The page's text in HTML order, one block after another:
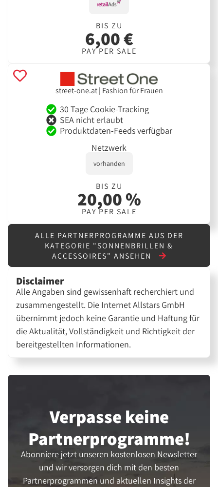
BIS ZU
6,00 €
PAY PER SALE
street-one.at | Fashion für Frauen
30 Tage Cookie-Tracking
SEA nicht erlaubt
Produktdaten-Feeds verfügbar
Netzwerk
vorhanden
BIS ZU
20,00 %
PAY PER SALE
ALLE PARTNERPROGRAMME AUS DER
KATEGORIE "SONNENBRILLEN &
ACCESSOIRES" ANSEHEN
Disclaimer
Alle Angaben sind gewissenhaft recherchiert und
zusammengestellt. Die Internet Allstars GmbH
übernimmt jedoch keine Garantie und Haftung für
die Aktualität, Vollständigkeit und Richtigkeit der
bereitgestellten Informationen.
Verpasse keine
Partner­programme!
Abonniere jetzt unseren kostenlosen Newsletter
und wir versorgen dich mit den besten
Partnerprogrammen und aktuellen Insights der